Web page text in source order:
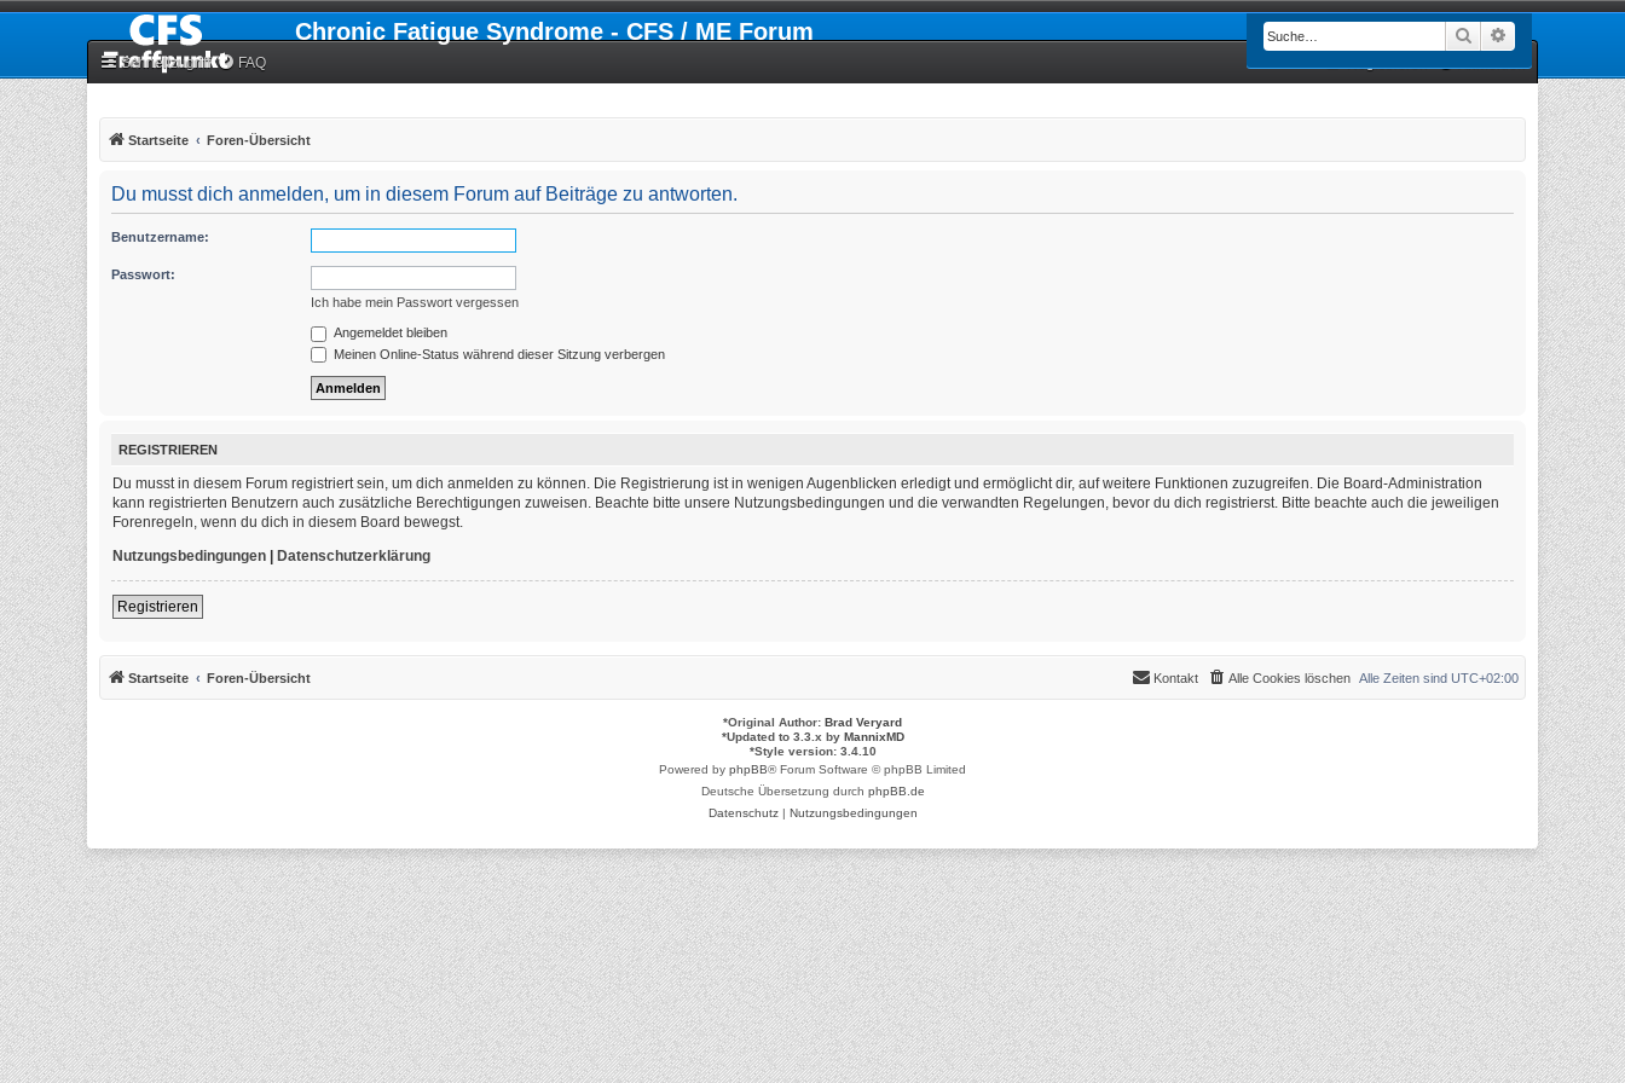
Chronic Fatigue Syndrome - CFS / ME Forum Suche
Schnellzugriff FAQ
Startseite Foren-Übersicht
Du musst dich anmelden, um in diesem Forum auf Beiträge zu antworten.
Benutzername:
Passwort:
Ich habe mein Passwort vergessen
Angemeldet bleiben
Meinen Online-Status während dieser Sitzung verbergen
REGISTRIEREN
Du musst in diesem Forum registriert sein, um dich anmelden zu können. Die Registrierung ist in wenigen Augenblicken erledigt und ermöglicht dir, auf weitere Funktionen zuzugreifen. Die Board-Administration
kann registrierten Benutzern auch zusätzliche Berechtigungen zuweisen. Beachte bitte unsere Nutzungsbedingungen und die verwandten Regelungen, bevor du dich registrierst. Bitte beachte auch die jeweiligen
Forenregeln, wenn du dich in diesem Board bewegst.
Nutzungsbedingungen | Datenschutzerklärung
Registrieren
Startseite Foren-Übersicht Alle Zeiten sind UTC+02:00
Alle Cookies löschen
Kontakt
*Original Author: Brad Veryard
*Updated to 3.3.x by MannixMD
*Style version: 3.4.10
Powered by phpBB® Forum Software © phpBB Limited
Deutsche Übersetzung durch phpBB.de
Datenschutz| Nutzungsbedingungen